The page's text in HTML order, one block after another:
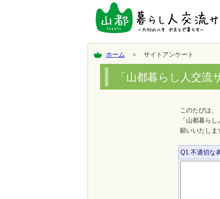
ホーム ＞ サイトアンケート
「山都暮らし人交
このたびは、
「山都暮ら
願いいたしま
Q1.不適切な